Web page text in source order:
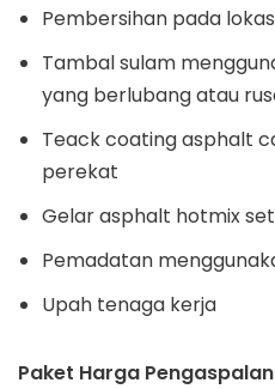
Pembersihan pada
Tambal sulam
yang berlubang atau
Teack coating asphalt
perekat
Gelar asphalt hotmix
Pemadatan
Upah tenaga kerja
Paket Harga